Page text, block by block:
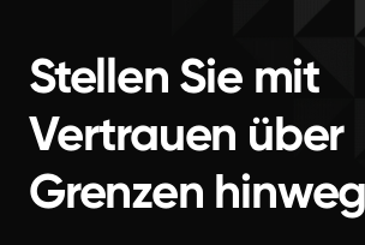
Stellen Sie mit
Vertrauen über
Grenzen